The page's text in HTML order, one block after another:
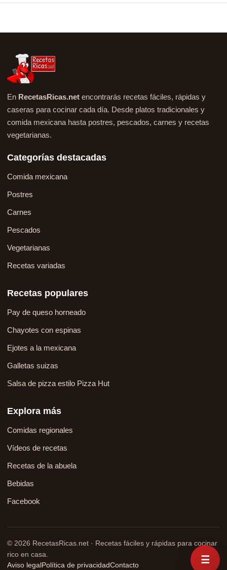
☰
En RecetasRicas.net encontrarás recetas fáciles, rápidas y
caseras para cocinar cada día. Desde platos tradicionales y
comida mexicana hasta postres, pescados, carnes y recetas
vegetarianas.
Categorías destacadas
Comida mexicana
Postres
Carnes
Pescados
Vegetarianas
Recetas variadas
Recetas populares
Pay de queso horneado
Chayotes con espinas
Ejotes a la mexicana
Galletas suizas
Salsa de pizza estilo Pizza Hut
Explora más
Comidas regionales
Vídeos de recetas
Recetas de la abuela
Bebidas
Facebook
© 2026 RecetasRicas.net · Recetas fáciles y rápidas para cocinar
rico en casa.
Aviso legalPolítica de privacidadContacto